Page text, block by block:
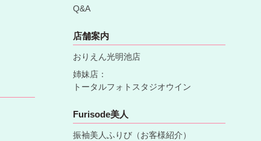
Q&A
店舗案内
おりえん光明池店
姉妹店：
トータルフォトスタジオウイン
Furisode美人
振袖美人ふりび（お客様紹介）